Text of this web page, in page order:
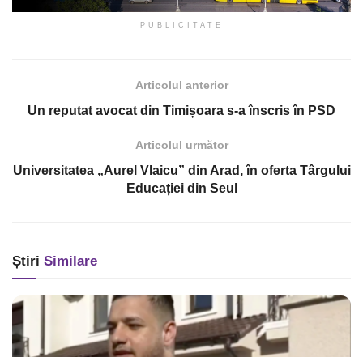
PUBLICITATE
Articolul anterior
Un reputat avocat din Timișoara s-a înscris în PSD
Articolul următor
Universitatea „Aurel Vlaicu” din Arad, în oferta Târgului
Educației din Seul
Știri Similare